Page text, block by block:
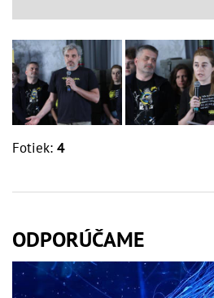
Fotiek: 4
ODPORÚČAME